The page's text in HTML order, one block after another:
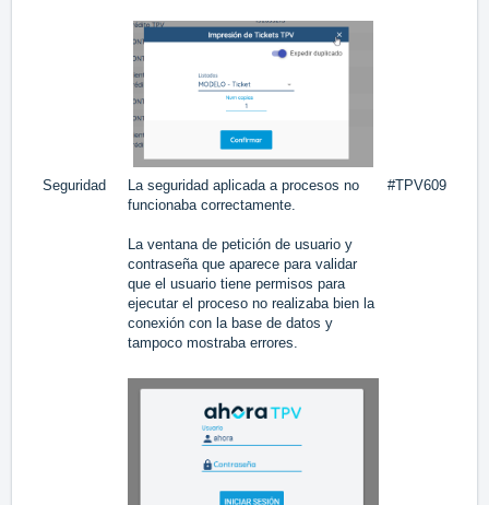
Seguridad
La seguridad aplicada a procesos no
funcionaba correctamente.
La ventana de petición de usuario y
contraseña que aparece para validar
que el usuario tiene permisos para
ejecutar el proceso no realizaba bien la
conexión con la base de datos y
tampoco mostraba errores.
#TPV609